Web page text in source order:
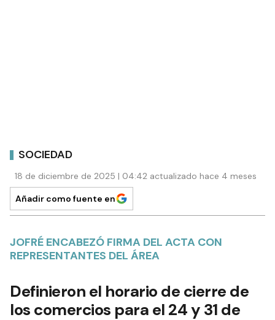
SOCIEDAD
18 de diciembre de 2025 | 04:42 actualizado hace 4 meses
Añadir como fuente en
JOFRÉ ENCABEZÓ FIRMA DEL ACTA CON
REPRESENTANTES DEL ÁREA
Definieron el horario de cierre de
los comercios para el 24 y 31 de